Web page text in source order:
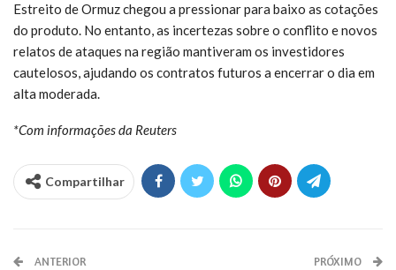
Estreito de Ormuz chegou a pressionar para baixo as cotações
do produto. No entanto, as incertezas sobre o conflito e novos
relatos de ataques na região mantiveram os investidores
cautelosos, ajudando os contratos futuros a encerrar o dia em
alta moderada.
*Com informações da Reuters
Compartilhar
ANTERIOR PRÓXIMO